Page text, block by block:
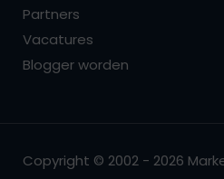
Partners
Vacatures
Blogger worden
Copyright © 2002 - 2026